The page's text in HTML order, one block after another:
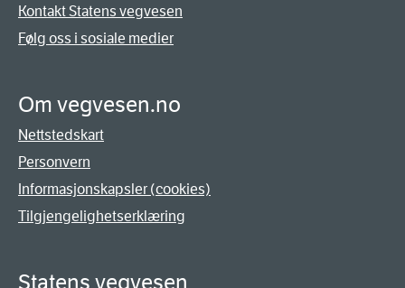
Kontakt Statens vegvesen
Følg oss i sosiale medier
Om vegvesen.no
Nettstedskart
Personvern
Informasjonskapsler (cookies)
Tilgjengelighetserklæring